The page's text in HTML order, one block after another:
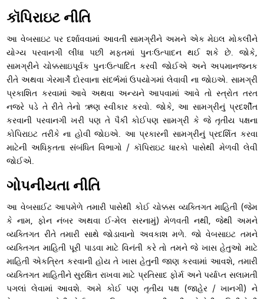
કૉપિરાઇટ નીતિ
આ વેબસાઇટ પર દર્શાવવામાં આવતી સામગ્રીને અમને એક મેઇલ મોકલીને
યોગ્ય પરવાનગી લીધા પછી મફતમાં પુનઃઉત્પાદન થઈ શકે છે. જોકે,
સામગ્રીને ચોક્કસાઇપૂર્વક પુનઃઉત્પાદિત કરવી જોઈએ અને અપમાનજનક
રીતે અથવા ગેરમાર્ગે દોરવાના સંદર્ભમાં ઉપયોગમાં લેવાવી ના જોઇએ. સામગ્રી
પ્રકાશિત કરવામાં આવે અથવા અન્યને આપવામાં આવે તો સ્ત્રોત તરત
નજરે પડે તે રીતે તેનો ઋણ સ્વીકાર કરવો. જોકે, આ સામગ્રીનું પ્રદર્શીત
કરવાની પરવાનગી ખરી પણ તે પૈકી કોઈપણ સામગ્રી કે જે તૃતીય પક્ષના
કોપિરાઇટ તરીકે ના હોવી જોઇએ. આ પ્રકારની સામગ્રીનું પ્રદર્શિત કરવા
માટેની અધિકૃતતા સંબંધિત વિભાગો / કૉપિરાઇટ ધારકો પાસેથી મેળવી લેવી
જોઈએ.
ગોપનીયતા નીતિ
આ વેબસાઈટ આપમેળે તમારી પાસેથી કોઈ ચોક્કસ વ્યક્તિગત માહિતી (જેમ
કે નામ, ફોન નંબર અથવા ઈ-મેલ સરનામું) મેળવતી નથી, જેથી અમને
વ્યક્તિગત રીતે તમારી સાથે જોડાવાનો અવકાશ મળે. જો વેબસાઇટ તમને
વ્યક્તિગત માહિતી પૂરી પાડવા માટે વિનંતી કરે તો તમને જે ખાસ હેતુઓ માટે
માહિતી એકત્રિત કરવાની હોય તે ખાસ હેતુની જાણ કરવામાં આવશે, તમારી
વ્યક્તિગત માહિતીને સુરક્ષિત રાખવા માટે પ્રતિસાદ ફોર્મ અને પર્યાપ્ત સલામતી
પગલાં લેવામાં આવશે. અમે કોઈ પણ તૃતીય પક્ષ (જાહેર / ખાનગી) ને